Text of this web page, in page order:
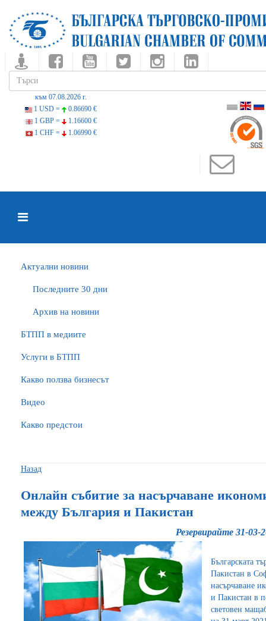
към 07.08.2026 г.
1 USD =
0.86690 €
1 GBP =
1.16600 €
1 CHF =
1.06990 €
Актуални новини
Последните 30 дни
Архив на новини
БTПП в медиите
Услуги в БТПП
Какво ползва бизнесът
Видео
Какво предстои
Назад
Онлайн събитие за насърчаване
между България и Пакистан
Резервирайте 31-03-
Българската
Пакистан в
насърчаване
и Пакистан в
световен